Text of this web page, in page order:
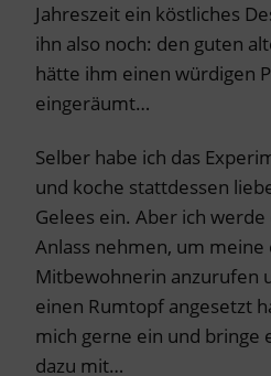
Jahreszeit ein köstliches
ihn also noch: den guten
hätte ihm einen würdigen
eingeräumt…
Selber habe ich das
und koche stattdessen
Gelees ein. Aber ich
Anlass nehmen, um meine
Mitbewohnerin anzurufen
einen Rumtopf angesetzt
mich gerne ein und bringe
dazu mit…